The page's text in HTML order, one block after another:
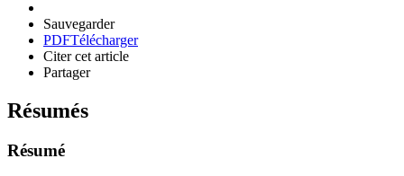
Sauvegarder
PDFTélécharger
Citer cet article
Partager
Résumés
Résumé